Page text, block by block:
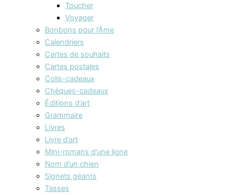
Toucher
Voyager
Bonbons pour l’Âme
Calendriers
Cartes de souhaits
Cartes postales
Colis-cadeaux
Chèques-cadeaux
Éditions d’art
Grammaire
Livres
Livre d’art
Mini-romans d’une ligne
Nom d’un chien
Signets géants
Tasses